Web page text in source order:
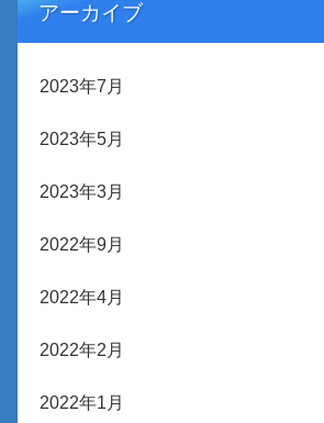
アーカイブ
2023年7月
2023年5月
2023年3月
2022年9月
2022年4月
2022年2月
2022年1月